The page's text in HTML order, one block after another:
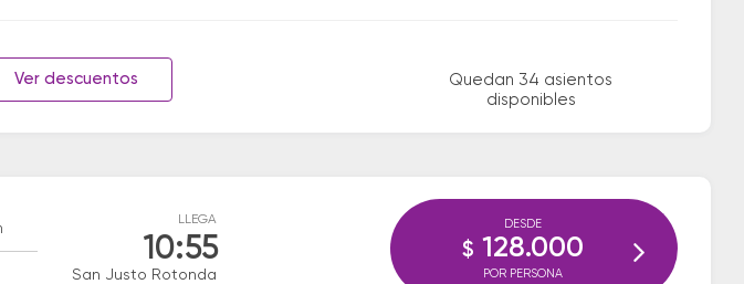
Ver descuentos
Quedan 34 asientos
disponibles
LLEGA
10:55
San Justo Rotonda
DESDE
$ 128.000
POR PERSONA